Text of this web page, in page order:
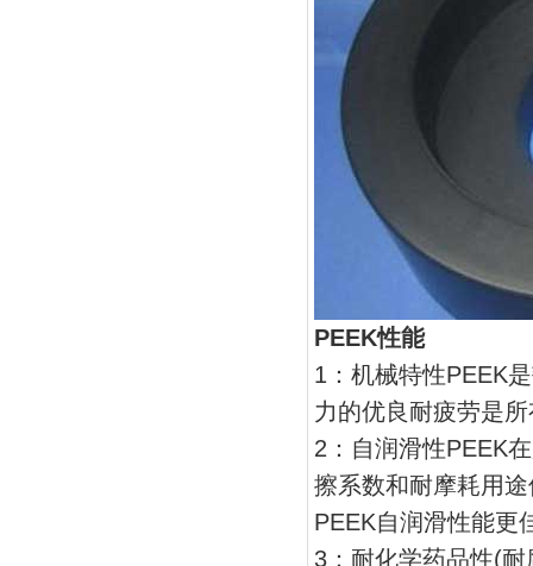
PEEK性能
1：机械特性PEEK
力的优良耐疲劳是
2：自润滑性PEEK
擦系数和耐摩耗用
PEEK自润滑性能更
3：耐化学药品性(